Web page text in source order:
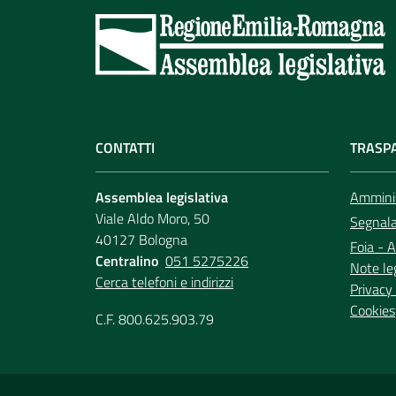
CONTATTI
Assemblea legislativa
Viale Aldo Moro, 50
40127 Bologna
Centralino 051 5275226
Cerca telefoni e indirizzi
C.F. 800.625.903.79
Foia -
Note
Cookies